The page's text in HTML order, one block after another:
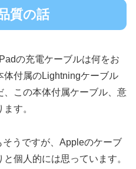
質の話
の充電ケーブルは何をお
体付属のLightningケーブル
、この本体付属ケーブル、意
す。
うですが、Appleのケーブ
個人的には思っています。